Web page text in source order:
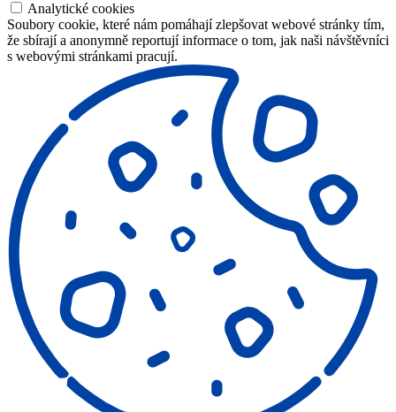
Analytické cookies
Soubory cookie, které nám pomáhají zlepšovat webové stránky tím,
že sbírají a anonymně reportují informace o tom, jak naši návštěvníci
s webovými stránkami pracují.